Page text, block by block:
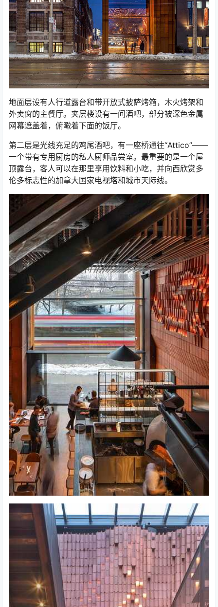
地面层设有人行道露台和带开放式披萨烤箱，木火烤架和
外卖窗的主餐厅。夹层楼设有一间酒吧，部分被深色金属
网幕遮盖着，俯瞰着下面的饭厅。
第二层是光线充足的鸡尾酒吧，有一座桥通往“Attico”——
一个带有专用厨房的私人厨师品尝室。最重要的是一个屋
顶露台，客人可以在那里享用饮料和小吃，并向西欣赏多
伦多标志性的加拿大国家电视塔和城市天际线。